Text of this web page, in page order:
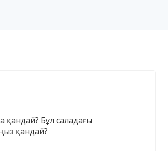
қандай? Бұл саладағы
қандай?